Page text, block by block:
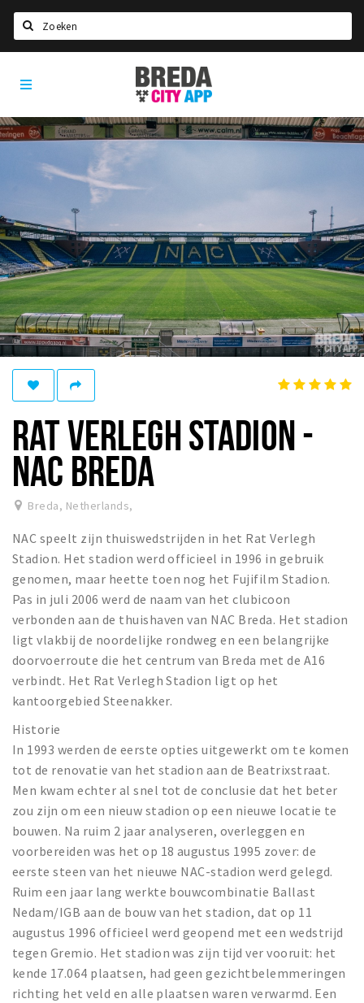
Home
Agenda
Deals
Party pics
Nieuws, interviews & blogs
Eten
Drinken
Slapen
Recreatief
Winkels
Winkelgebieden
Bezienswaardigheden
Musea, theaters & podia
Uitjes & activiteiten
Toeristische routes
Natuurgebieden
Baroniepoorten
Sport
Inloggen
Breda
City
App
RAT VERLEGH STADION -
NAC BREDA
Breda, Netherlands,
NAC speelt zijn thuiswedstrijden in het Rat Verlegh
Stadion. Het stadion werd officieel in 1996 in gebruik
genomen, maar heette toen nog het Fujifilm Stadion.
Pas in juli 2006 werd de naam van het clubicoon
verbonden aan de thuishaven van NAC Breda. Het stadion
ligt vlakbij de noordelijke rondweg en een belangrijke
doorvoerroute die het centrum van Breda met de A16
verbindt. Het Rat Verlegh Stadion ligt op het
kantoorgebied Steenakker.
Historie
In 1993 werden de eerste opties uitgewerkt om te komen
tot de renovatie van het stadion aan de Beatrixstraat.
Men kwam echter al snel tot de conclusie dat het beter
zou zijn om een nieuw stadion op een nieuwe locatie te
bouwen. Na ruim 2 jaar analyseren, overleggen en
voorbereiden was het op 18 augustus 1995 zover: de
eerste steen van het nieuwe NAC-stadion werd gelegd.
Ruim een jaar lang werkte bouwcombinatie Ballast
Nedam/IGB aan de bouw van het stadion, dat op 11
augustus 1996 officieel werd geopend met een wedstrijd
tegen Gremio. Het stadion was zijn tijd ver vooruit: het
kende 17.064 plaatsen, had geen gezichtbelemmeringen
richting het veld en alle plaatsen waren verwarmd. Een